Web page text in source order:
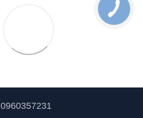
0960357231